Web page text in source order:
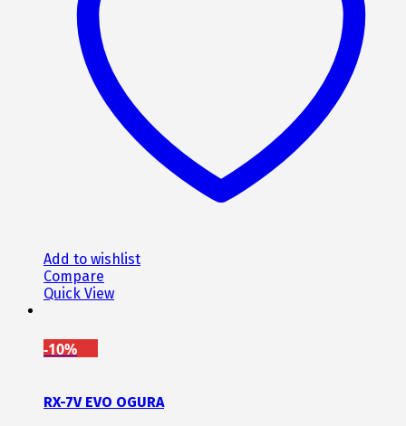
Add to wishlist
Compare
Quick View
-10%
RX-7V EVO OGURA